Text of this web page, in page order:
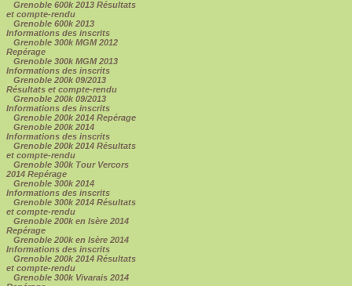
Grenoble 600k 2013 Résultats
et compte-rendu
Grenoble 600k 2013
Informations des inscrits
Grenoble 300k MGM 2012
Repérage
Grenoble 300k MGM 2013
Informations des inscrits
Grenoble 200k 09/2013
Résultats et compte-rendu
Grenoble 200k 09/2013
Informations des inscrits
Grenoble 200k 2014 Repérage
Grenoble 200k 2014
Informations des inscrits
Grenoble 200k 2014 Résultats
et compte-rendu
Grenoble 300k Tour Vercors
2014 Repérage
Grenoble 300k 2014
Informations des inscrits
Grenoble 300k 2014 Résultats
et compte-rendu
Grenoble 200k en Isère 2014
Repérage
Grenoble 200k en Isère 2014
Informations des inscrits
Grenoble 200k 2014 Résultats
et compte-rendu
Grenoble 300k Vivarais 2014